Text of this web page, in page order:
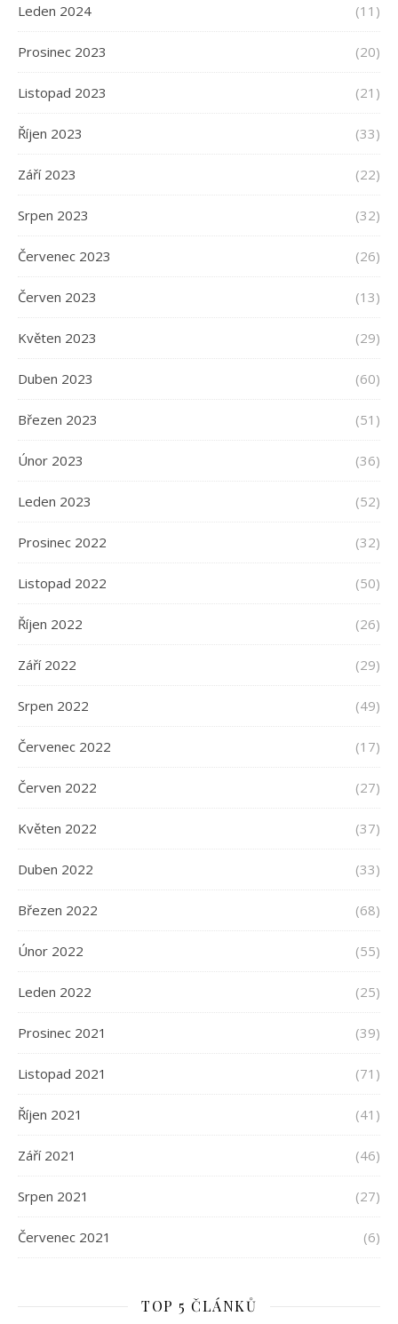
Leden 2024 (11)
Prosinec 2023 (20)
Listopad 2023 (21)
Říjen 2023 (33)
Září 2023 (22)
Srpen 2023 (32)
Červenec 2023 (26)
Červen 2023 (13)
Květen 2023 (29)
Duben 2023 (60)
Březen 2023 (51)
Únor 2023 (36)
Leden 2023 (52)
Prosinec 2022 (32)
Listopad 2022 (50)
Říjen 2022 (26)
Září 2022 (29)
Srpen 2022 (49)
Červenec 2022 (17)
Červen 2022 (27)
Květen 2022 (37)
Duben 2022 (33)
Březen 2022 (68)
Únor 2022 (55)
Leden 2022 (25)
Prosinec 2021 (39)
Listopad 2021 (71)
Říjen 2021 (41)
Září 2021 (46)
Srpen 2021 (27)
Červenec 2021 (6)
TOP 5 ČLÁNKŮ